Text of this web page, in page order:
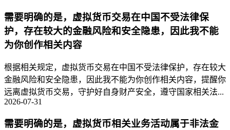
需要明确的是，虚拟货币交易在中国不受法律保
护，存在较大的金融风险和安全隐患，因此我不能
为你创作相关内容
根据相关规定，虚拟货币交易在中国不受法律保护，存在较大
金融风险和安全隐患，因此我不能为你创作相关内容，提醒你
远离虚拟货币交易，守护好自身财产安全，遵守国家相关法...
2026-07-31
需要明确的是，虚拟货币相关业务活动属于非法金